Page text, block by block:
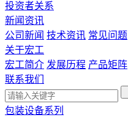
投资者关系
新闻资讯
公司新闻 技术资讯 常见问题
关于宏工
宏工简介 发展历程 产品矩阵
联系我们
包装设备系列